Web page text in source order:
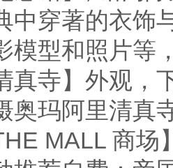
中穿著的衣饰
模型和照片等
真寺】外观
奥玛阿里清真
MALL 商